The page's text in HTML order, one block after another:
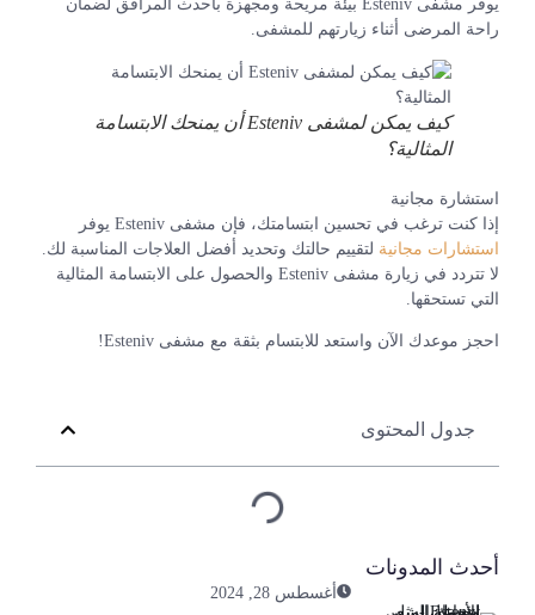
يوفر مشفى Esteniv بيئة مريحة ومجهزة بأحدث المرافق لضمان
راحة المرضى أثناء زيارتهم للمشفى.
كيف يمكن لمشفى Esteniv أن يمنحك الابتسامة
المثالية؟
استشارة مجانية
إذا كنت ترغب في تحسين ابتسامتك، فإن مشفى Esteniv يوفر
استشارات مجانية لتقييم حالتك وتحديد أفضل العلاجات المناسبة لك.
لا تتردد في زيارة مشفى Esteniv والحصول على الابتسامة المثالية
التي تستحقها.
احجز موعدك الآن واستعد للابتسام بثقة مع مشفى Esteniv!
جدول المحتوى
أحدث المدونات
أغسطس 28, 2024